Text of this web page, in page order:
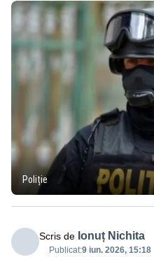
Poliție
Scris de Ionuț Nichita
Publicat:9 iun. 2026, 15:18